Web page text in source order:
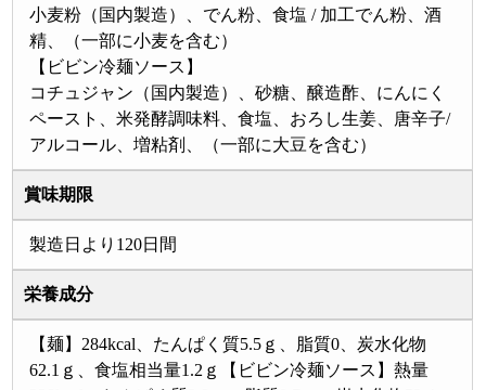
小麦粉（国内製造）、でん粉、食塩 / 加工でん粉、酒
精、（一部に小麦を含む）
【ビビン冷麺ソース】
コチュジャン（国内製造）、砂糖、醸造酢、にんにく
ペースト、米発酵調味料、食塩、おろし生姜、唐辛子/
アルコール、増粘剤、（一部に大豆を含む）
賞味期限
製造日より120日間
栄養成分
【麺】284kcal、たんぱく質5.5ｇ、脂質0、炭水化物
62.1ｇ、食塩相当量1.2ｇ【ビビン冷麺ソース】熱量